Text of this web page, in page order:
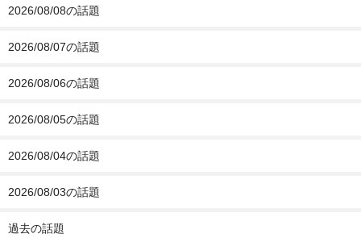
2026/08/08の話題
2026/08/07の話題
2026/08/06の話題
2026/08/05の話題
2026/08/04の話題
2026/08/03の話題
過去の話題